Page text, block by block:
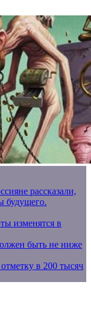
рассказали,
будущего.
изменятся в
быть не ниже
в 200 тысяч